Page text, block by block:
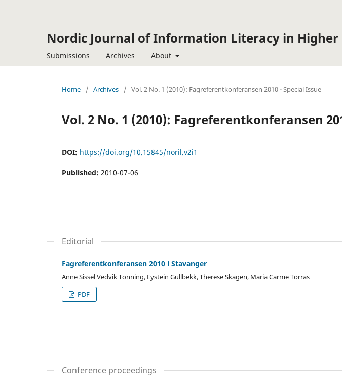
Nordic Journal of Information Literacy in Higher
Submissions Archives About
Home / Archives / Vol. 2 No. 1 (2010): Fagreferentkonferansen 2010 - Special Issue
Vol. 2 No. 1 (2010): Fagreferentkonferansen
DOI: https://doi.org/10.15845/noril.v2i1
Published: 2010-07-06
Editorial
Fagreferentkonferansen 2010 i Stavanger
Anne Sissel Vedvik Tonning, Eystein Gullbekk, Therese Skagen, Maria Carme Torras
PDF
Conference proceedings